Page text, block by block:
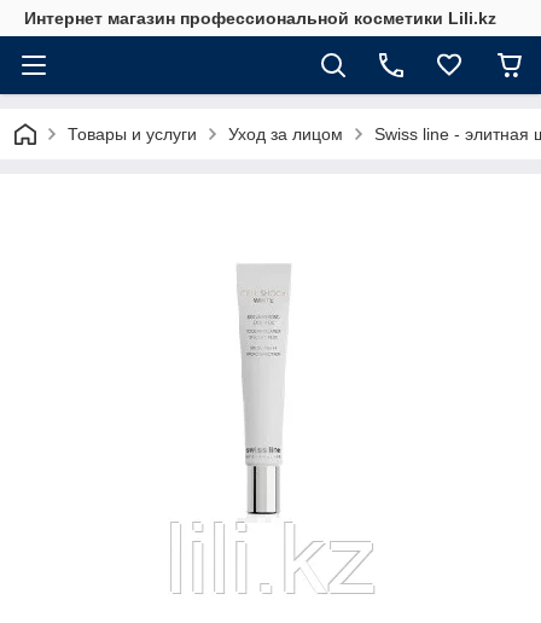
Интернет магазин профессиональной косметики Lili.kz
Товары и услуги Уход за лицом Swiss line - элитная